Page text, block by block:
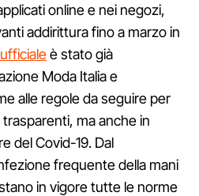
online e nei negozi,
addirittura fino a marzo in
è stato già
Moda Italia e
alle regole da seguire per
ma anche in
del Covid-19. Dal
frequente della mani
in vigore tutte le norme